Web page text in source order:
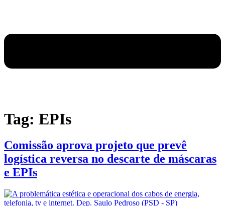
Tag: EPIs
Comissão aprova projeto que prevê
logística reversa no descarte de máscaras
e EPIs